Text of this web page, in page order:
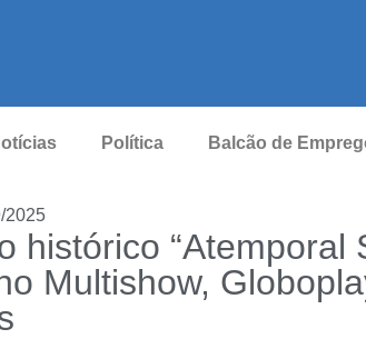
Política Balcão de
2025
histórico “Atemporal
Multishow,